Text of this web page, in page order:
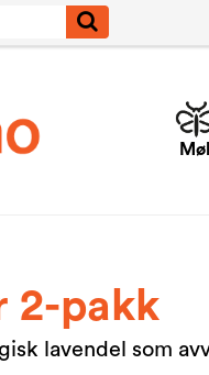
Møll
2-pakk
lavendel som